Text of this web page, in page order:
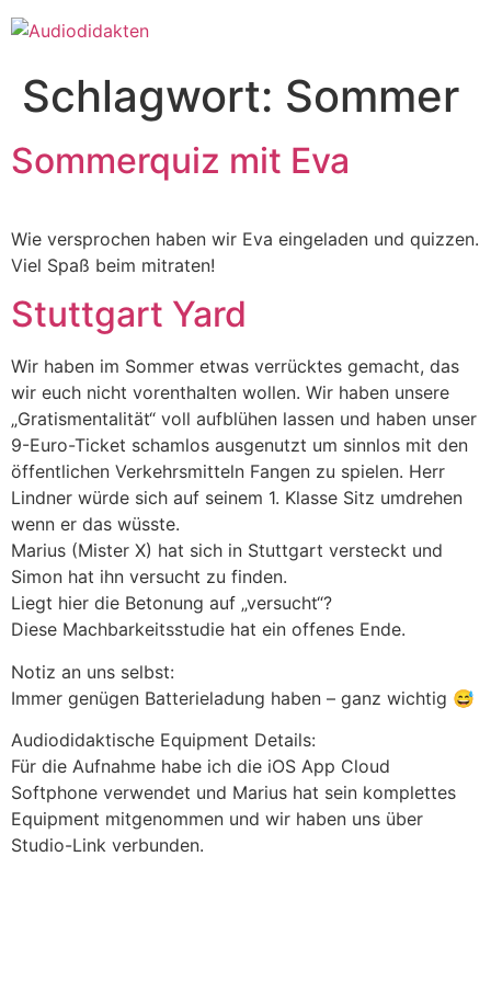
Zum
Inhalt
Schlagwort: Sommer
Sommerquiz mit Eva
Wie versprochen haben wir Eva eingeladen und quizzen.
Viel Spaß beim mitraten!
Stuttgart Yard
Wir haben im Sommer etwas verrücktes gemacht, das
wir euch nicht vorenthalten wollen. Wir haben unsere
„Gratismentalität“ voll aufblühen lassen und haben unser
9-Euro-Ticket schamlos ausgenutzt um sinnlos mit den
öffentlichen Verkehrsmitteln Fangen zu spielen. Herr
Lindner würde sich auf seinem 1. Klasse Sitz umdrehen
wenn er das wüsste.
Marius (Mister X) hat sich in Stuttgart versteckt und
Simon hat ihn versucht zu finden.
Liegt hier die Betonung auf „versucht“?
Diese Machbarkeitsstudie hat ein offenes Ende.
Notiz an uns selbst:
Immer genügen Batterieladung haben – ganz wichtig 😅
Audiodidaktische Equipment Details:
Für die Aufnahme habe ich die iOS App Cloud
Softphone verwendet und Marius hat sein komplettes
Equipment mitgenommen und wir haben uns über
Studio-Link verbunden.